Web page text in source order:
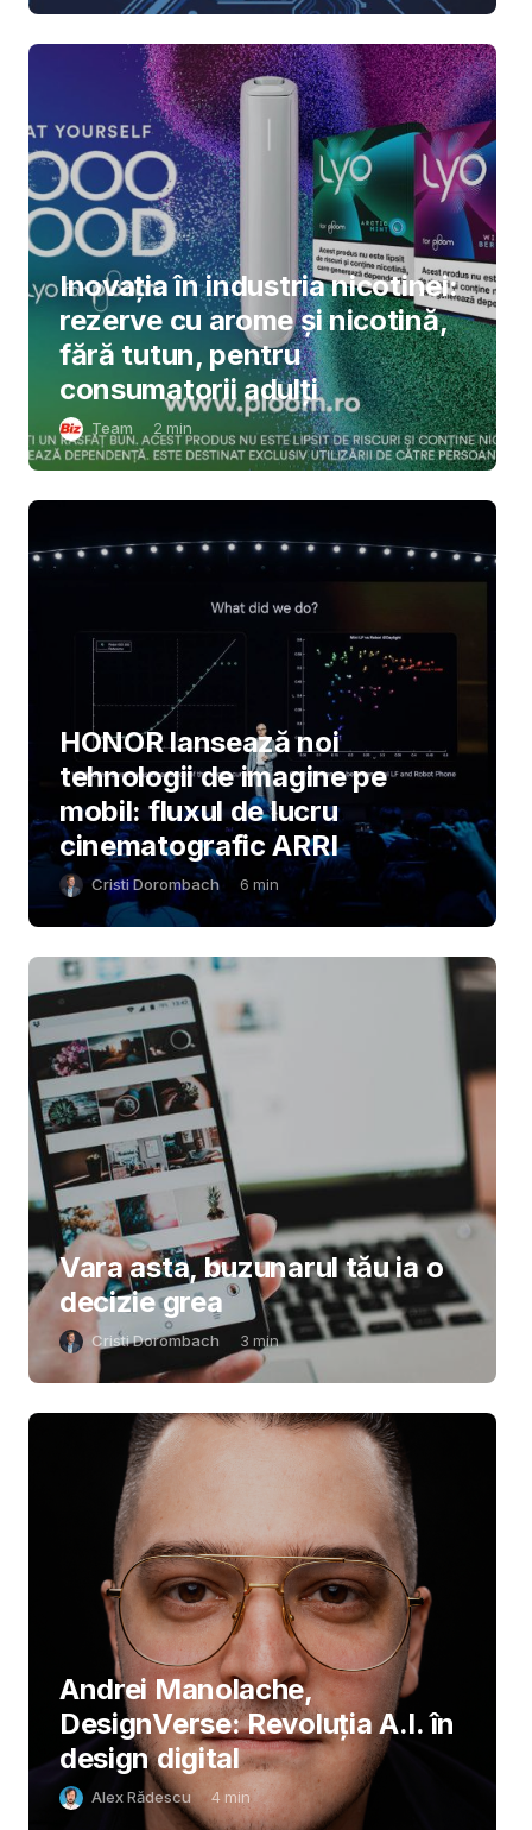
Inovația în industria nicotinei:
rezerve cu arome și nicotină,
fără tutun, pentru
consumatorii adulți
Team 2 min
HONOR lansează noi
tehnologii de imagine pe
mobil: fluxul de lucru
cinematografic ARRI
Cristi Dorombach 6 min
Vara asta, buzunarul tău ia o
decizie grea
Cristi Dorombach 3 min
Andrei Manolache,
DesignVerse: Revoluția A.I. în
design digital
Alex Rădescu 4 min